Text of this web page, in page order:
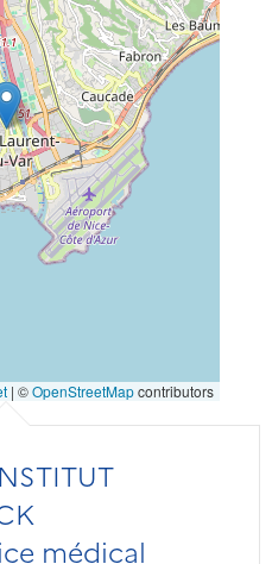
| ©OpenStreetMapcontributors
médical